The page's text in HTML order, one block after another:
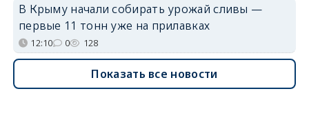
В Крыму начали собирать урожай сливы —
первые 11 тонн уже на прилавках
12:10 0 128
Показать все новости